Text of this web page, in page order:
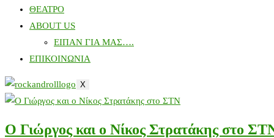
ΘΕΑΤΡΟ
ABOUT US
ΕΙΠΑΝ ΓΙΑ ΜΑΣ….
ΕΠΙΚΟΙΝΩΝΙΑ
X
Ο Γιώργος και ο Νίκος Στρατάκης στο